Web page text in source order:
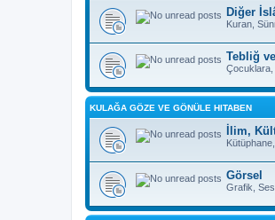
Diğer
Kuran,
Tebliğ
Çocuklara,
KULAĞA GÖZE VE GÖNÜLE HITABEN
İlim,
Görsel
Grafik,